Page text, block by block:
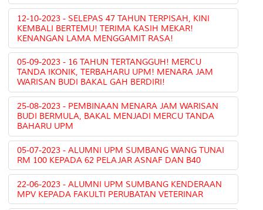
12-10-2023 - SELEPAS 47 TAHUN TERPISAH, KINI
KEMBALI BERTEMU! TERIMA KASIH MEKAR!
KENANGAN LAMA MENGGAMIT RASA!
05-09-2023 - 16 TAHUN TERTANGGUH! MERCU
TANDA IKONIK, TERBAHARU UPM! MENARA JAM
WARISAN BUDI BAKAL GAH BERDIRI!
25-08-2023 - PEMBINAAN MENARA JAM WARISAN
BUDI BERMULA, BAKAL MENJADI MERCU TANDA
BAHARU UPM
05-07-2023 - ALUMNI UPM SUMBANG WANG TUNAI
RM 100 KEPADA 62 PELAJAR ASNAF DAN B40
22-06-2023 - ALUMNI UPM SUMBANG KENDERAAN
MPV KEPADA FAKULTI PERUBATAN VETERINAR